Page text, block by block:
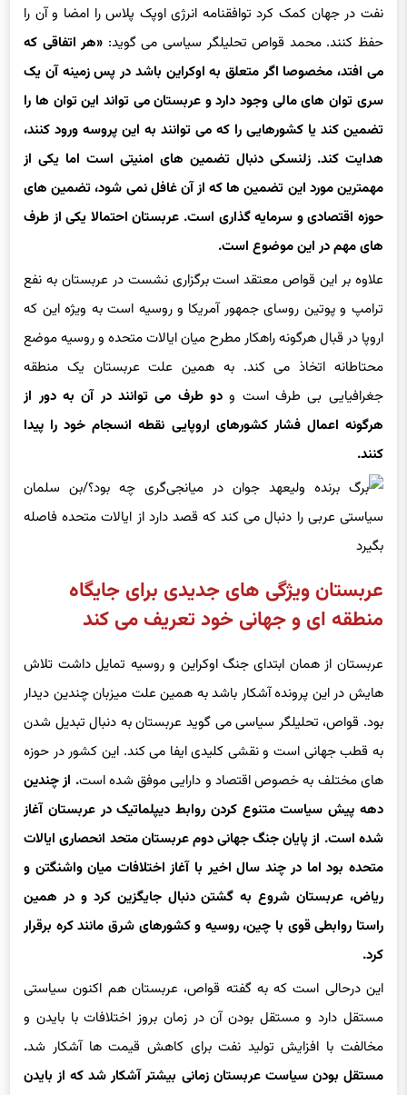
نفت در جهان کمک کرد توافقنامه انرژی اوپک پلاس را امضا و آن را
حفظ کنند. محمد قواص تحلیلگر سیاسی می گوید: «هر اتفاقی که
می افتد، مخصوصا اگر متعلق به اوکراین باشد در پس زمینه آن یک
سری توان های مالی وجود دارد و عربستان می تواند این توان ها را
تضمین کند یا کشورهایی را که می توانند به این پروسه ورود کنند،
هدایت کند. زلنسکی دنبال تضمین های امنیتی است اما یکی از
مهمترین مورد این تضمین ها که از آن غافل نمی شود، تضمین های
حوزه اقتصادی و سرمایه گذاری است. عربستان احتمالا یکی از طرف
های مهم در این موضوع است.
علاوه بر این قواص معتقد است برگزاری نشست در عربستان به نفع
ترامپ و پوتین روسای جمهور آمریکا و روسیه است به ویژه این که
اروپا در قبال هرگونه راهکار مطرح میان ایالات متحده و روسیه موضع
محتاطانه اتخاذ می کند. به همین علت عربستان یک منطقه
جغرافیایی بی طرف است ودو طرف می توانند در آن به دور از
هرگونه اعمال فشار کشورهای اروپایی نقطه انسجام خود را پیدا
کنند.
عربستان ویژگی های جدیدی برای جایگاه
منطقه ای و جهانی خود تعریف می کند
عربستان از همان ابتدای جنگ اوکراین و روسیه تمایل داشت تلاش
هایش در این پرونده آشکار باشد به همین علت میزبان چندین دیدار
بود. قواص، تحلیلگر سیاسی می گوید عربستان به دنبال تبدیل شدن
به قطب جهانی است و نقشی کلیدی ایفا می کند. این کشور در حوزه
های مختلف به خصوص اقتصاد و دارایی موفق شده است. از چندین
دهه پیش سیاست متنوع کردن روابط دیپلماتیک در عربستان آغاز
شده است. از پایان جنگ جهانی دوم عربستان متحد انحصاری ایالات
متحده بود اما در چند سال اخیر با آغاز اختلافات میان واشنگتن و
ریاض، عربستان شروع به گشتن دنبال جایگزین کرد و در همین
راستا روابطی قوی با چین، روسیه و کشورهای شرق مانند کره برقرار
کرد.
این درحالی است که به گفته قواص، عربستان هم اکنون سیاستی
مستقل دارد و مستقل بودن آن در زمان بروز اختلافات با بایدن و
مخالفت با افزایش تولید نفت برای کاهش قیمت ها آشکار شد.
مستقل بودن سیاست عربستان زمانی بیشتر آشکار شد که از بایدن